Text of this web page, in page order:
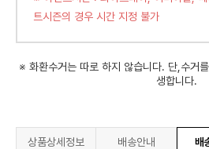
트시즌의 경우 시간 지정 불가
※ 화환수거는 따로 하지 않습니다. 단,수거
생합니다.
상품상세정보 배송안내 배